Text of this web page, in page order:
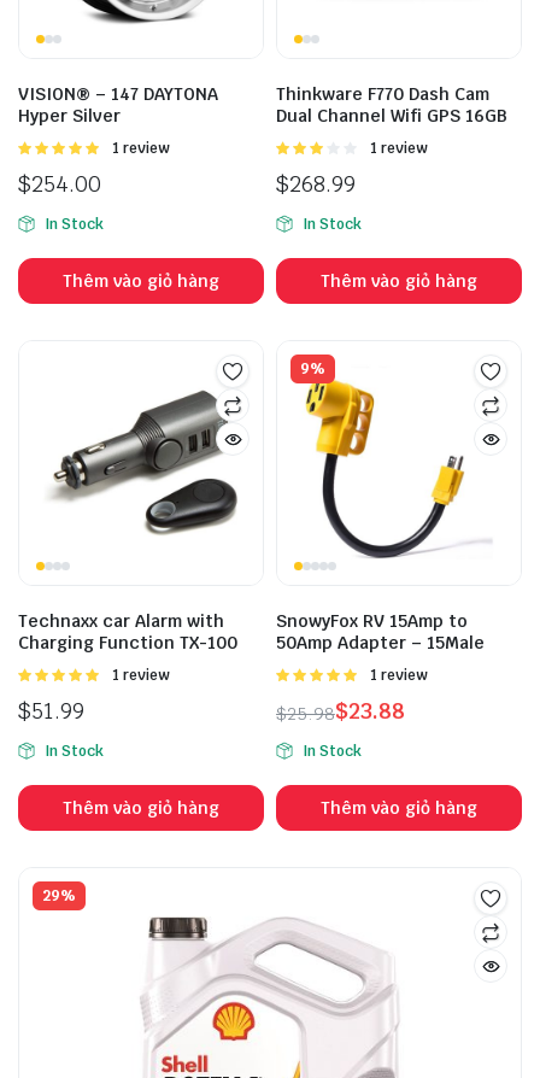
VISION® – 147 DAYTONA
Hyper Silver
Được
5.005 sao
1 review
$254.00
In Stock
Thêm vào giỏ hàng
Thinkware F770 Dash Cam
Dual Channel Wifi GPS 16GB
Được
hạng
sao
1 review
$268.99
In Stock
Thêm vào giỏ hàng
Technaxx car Alarm with
Charging Function TX-100
Được
5.005 sao
1 review
$51.99
In Stock
Thêm vào giỏ hàng
9%
SnowyFox RV 15Amp to
50Amp Adapter – 15Male
Được
5.005 sao
1 review
$25.98$23.88
In Stock
Thêm vào giỏ hàng
29%